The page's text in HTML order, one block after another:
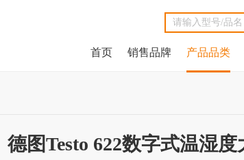
首页 销售品牌 产品品类
德图Testo 622数字式温湿